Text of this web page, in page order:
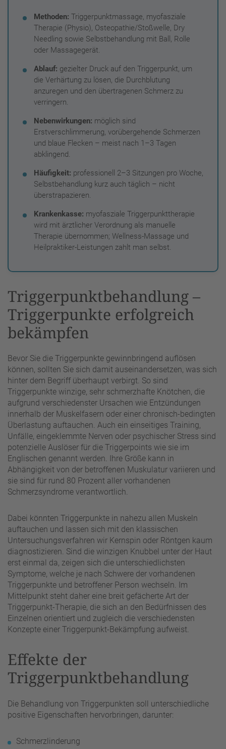
Methoden: Triggerpunktmassage, myofasziale
Therapie (Physio), Osteopathie/Stoßwelle, Dry
Needling sowie Selbstbehandlung mit Ball, Rolle
oder Massagegerät.
Ablauf: gezielter Druck auf den Triggerpunkt, um
die Verhärtung zu lösen, die Durchblutung
anzuregen und den übertragenen Schmerz zu
verringern.
Nebenwirkungen: möglich sind
Erstverschlimmerung, vorübergehende Schmerzen
und blaue Flecken – meist nach 1–3 Tagen
abklingend.
Häufigkeit: professionell 2–3 Sitzungen pro Woche,
Selbstbehandlung kurz auch täglich – nicht
überstrapazieren.
Krankenkasse: myofasziale Triggerpunkttherapie
wird mit ärztlicher Verordnung als manuelle
Therapie übernommen; Wellness-Massage und
Heilpraktiker-Leistungen zahlt man selbst.
Triggerpunktbehandlung –
Triggerpunkte erfolgreich
bekämpfen
Bevor Sie die Triggerpunkte gewinnbringend auflösen
können, sollten Sie sich damit auseinandersetzen, was sich
hinter dem Begriff überhaupt verbirgt. So sind
Triggerpunkte winzige, sehr schmerzhafte Knötchen, die
aufgrund verschiedenster Ursachen wie Entzündungen
innerhalb der Muskelfasern oder einer chronisch-bedingten
Überlastung auftauchen. Auch ein einseitiges Training,
Unfälle, eingeklemmte Nerven oder psychischer Stress sind
potenzielle Auslöser für die Triggerpoints wie sie im
Englischen genannt werden. Ihre Größe kann in
Abhängigkeit von der betroffenen Muskulatur variieren und
sie sind für rund 80 Prozent aller vorhandenen
Schmerzsyndrome verantwortlich.
Dabei könnten Triggerpunkte in nahezu allen Muskeln
auftauchen und lassen sich mit den klassischen
Untersuchungsverfahren wir Kernspin oder Röntgen kaum
diagnostizieren. Sind die winzigen Knubbel unter der Haut
erst einmal da, zeigen sich die unterschiedlichsten
Symptome, welche je nach Schwere der vorhandenen
Triggerpunkte und betroffener Person wechseln. Im
Mittelpunkt steht daher eine breit gefächerte Art der
Triggerpunkt-Therapie, die sich an den Bedürfnissen des
Einzelnen orientiert und zugleich die verschiedensten
Konzepte einer Triggerpunkt-Bekämpfung aufweist.
Effekte der
Triggerpunktbehandlung
Die Behandlung von Triggerpunkten soll unterschiedliche
positive Eigenschaften hervorbringen, darunter:
Schmerzlinderung